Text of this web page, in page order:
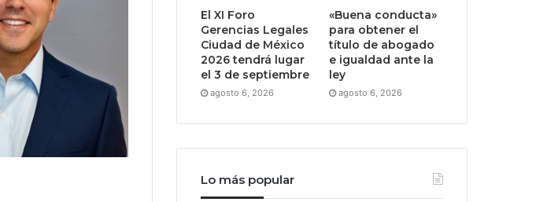
El XI Foro
Gerencias Legales
Ciudad de México
2026 tendrá lugar
el 3 de septiembre
agosto 6, 2026
«Buena conducta»
para obtener el
título de abogado
e igualdad ante la
ley
agosto 6, 2026
Lo más popular